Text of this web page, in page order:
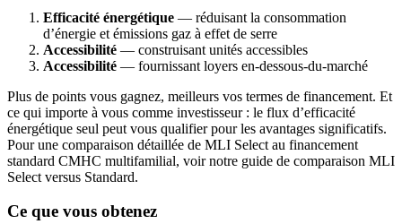
Efficacité énergétique — réduisant la consommation
d’énergie et émissions gaz à effet de serre
Accessibilité — construisant unités accessibles
Accessibilité — fournissant loyers en-dessous-du-marché
Plus de points vous gagnez, meilleurs vos termes de financement. Et
ce qui importe à vous comme investisseur : le flux d’efficacité
énergétique seul peut vous qualifier pour les avantages significatifs.
Pour une comparaison détaillée de MLI Select au financement
standard CMHC multifamilial, voir notre guide de comparaison MLI
Select versus Standard.
Ce que vous obtenez